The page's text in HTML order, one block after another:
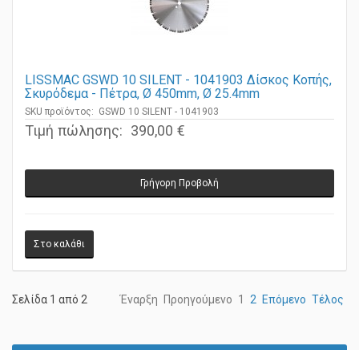
LISSMAC GSWD 10 SILENT - 1041903 Δίσκος Κοπής,
Σκυρόδεμα - Πέτρα, Ø 450mm, Ø 25.4mm
SKU προϊόντος: GSWD 10 SILENT - 1041903
Τιμή πώλησης: 390,00 €
Έναρξη Προηγούμενο Επόμενο Τέλος